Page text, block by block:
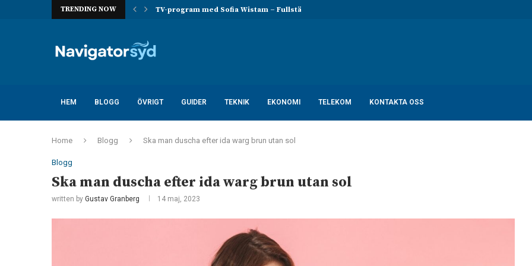
TRENDING NOW TV-program med Sofia Wistam – Fullständig lista och...
HEM BLOGG ÖVRIGT GUIDER TEKNIK EKONOMI TELEKOM KONTAKTA OSS
Home Blogg Ska man duscha efter ida warg brun utan sol
Blogg
Ska man duscha efter ida warg brun utan sol
written by Gustav Granberg 14 maj, 2023